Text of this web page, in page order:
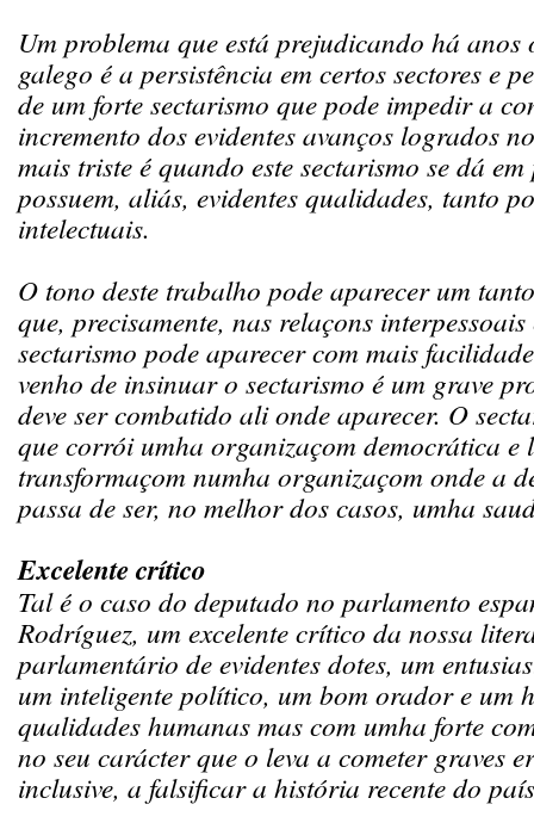
Um problema que está prejudicando há
galego é a persistência em certos sectores e
de um forte sectarismo que pode impedir a
incremento dos evidentes avanços logrados
mais triste é quando este sectarismo se dá em
possuem, aliás, evidentes qualidades, tanto
intelectuais.
O tono deste trabalho pode aparecer um
que, precisamente, nas relaçons
sectarismo pode aparecer com mais
venho de insinuar o sectarismo é um grave
deve ser combatido ali onde aparecer. O
que corrói umha organizaçom democrática e
transformaçom numha organizaçom onde a
passa de ser, no melhor dos casos, umha
Excelente crítico
Tal é o caso do deputado no parlamento
Rodríguez, um excelente crítico da nossa
parlamentário de evidentes dotes, um
um inteligente político, um bom orador e um
qualidades humanas mas com umha forte
no seu carácter que o leva a cometer graves
inclusive, a falsificar a história recente do